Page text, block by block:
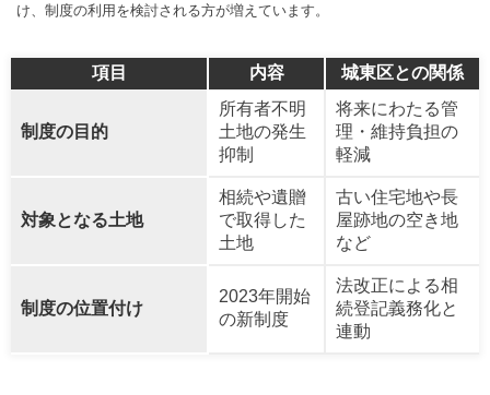
け、制度の利用を検討される方が増えています。
項目 内容 城東区との関係
制度の目的
所有者不明
土地の発生
抑制
将来にわたる管
理・維持負担の
軽減
対象となる土地
相続や遺贈
で取得した
土地
古い住宅地や長
屋跡地の空き地
など
制度の位置付け
2023年開始
の新制度
法改正による相
続登記義務化と
連動